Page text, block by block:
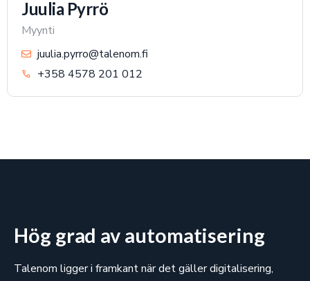
Juulia Pyrrö
Myynti
juulia.pyrro@talenom.fi
+358 4578 201 012
Hög grad av automatisering
Talenom ligger i framkant när det gäller digitalisering,